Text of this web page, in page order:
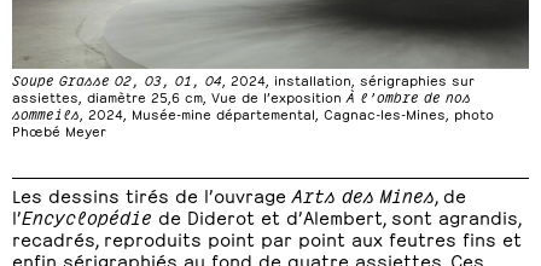
Les dessins tirés de l’ouvrage Arts des Mines , de
l’Encyclopédie de Diderot et d’Alembert, sont agrandis,
recadrés, reproduits point par point aux feutres fins et
enfin sérigraphiés au fond de quatre assiettes. Ces
Soupe Grasse 02, 03, 01, 04, 2024, installation, sérigraphies sur
assiettes, diamètre 25,6 cm, Vue de l’exposition À l’ombre de nos
sommeils, 2024, Musée-mine départemental, Cagnac-les-Mines, photo
Phœbé Meyer